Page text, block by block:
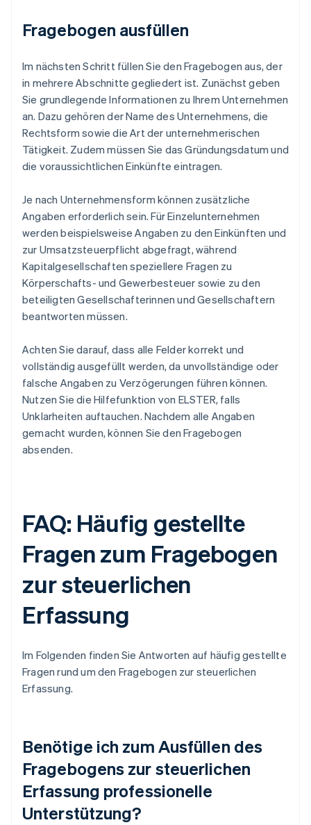
Fragebogen ausfüllen
Im nächsten Schritt füllen Sie den Fragebogen aus, der
in mehrere Abschnitte gegliedert ist. Zunächst geben
Sie grundlegende Informationen zu Ihrem Unternehmen
an. Dazu gehören der Name des Unternehmens, die
Rechtsform sowie die Art der unternehmerischen
Tätigkeit. Zudem müssen Sie das Gründungsdatum und
die voraussichtlichen Einkünfte eintragen.
Je nach Unternehmensform können zusätzliche
Angaben erforderlich sein. Für Einzelunternehmen
werden beispielsweise Angaben zu den Einkünften und
zur Umsatzsteuerpflicht abgefragt, während
Kapitalgesellschaften speziellere Fragen zu
Körperschafts- und Gewerbesteuer sowie zu den
beteiligten Gesellschafterinnen und Gesellschaftern
beantworten müssen.
Achten Sie darauf, dass alle Felder korrekt und
vollständig ausgefüllt werden, da unvollständige oder
falsche Angaben zu Verzögerungen führen können.
Nutzen Sie die Hilfefunktion von ELSTER, falls
Unklarheiten auftauchen. Nachdem alle Angaben
gemacht wurden, können Sie den Fragebogen
absenden.
FAQ: Häufig gestellte
Fragen zum Fragebogen
zur steuerlichen
Erfassung
Im Folgenden finden Sie Antworten auf häufig gestellte
Fragen rund um den Fragebogen zur steuerlichen
Erfassung.
Benötige ich zum Ausfüllen des
Fragebogens zur steuerlichen
Erfassung professionelle
Unterstützung?